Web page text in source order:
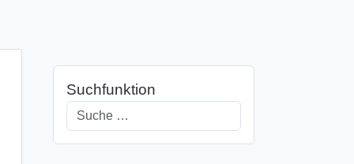
Suchfunktion